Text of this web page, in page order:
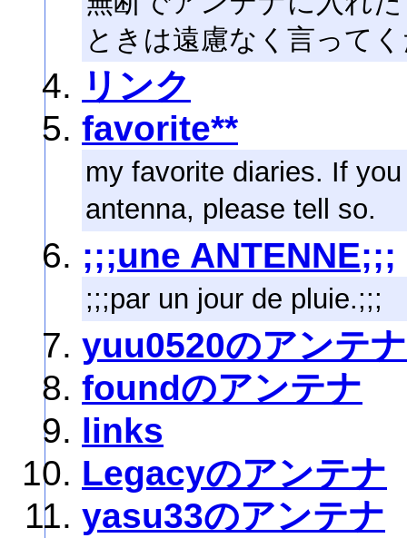
ときは遠慮なく言って
リンク
favorite**
my favorite diaries. If
antenna, please tell so.
;;;une ANTENNE;;;
;;;par un jour de pluie.;;;
yuu0520のアンテナ
foundのアンテナ
links
Legacyのアンテナ
yasu33のアンテナ